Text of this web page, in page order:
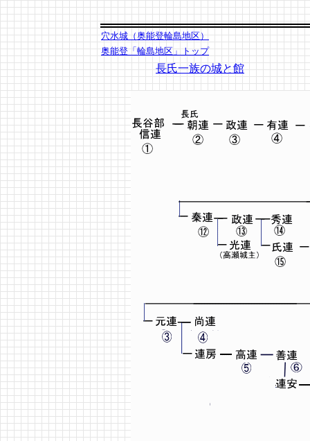
穴水城（奥能登輪島地区）
奥能登「輪島地区」トップ
長氏一族の城と館